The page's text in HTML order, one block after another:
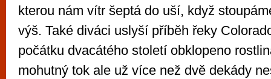
kterou nám vítr šeptá do uší, když
výš. Také diváci uslyší příběh řeky
počátku dvacátého století obklopeno
mohutný tok ale už více než dvě dekády